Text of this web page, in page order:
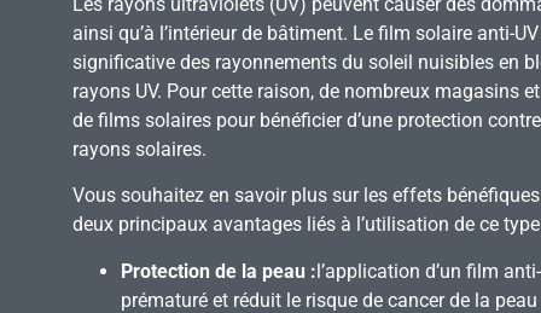
ainsi qu’à l’intérieur de bâtiment. Le film solaire anti-
significative des rayonnements du soleil nuisibles en
rayons UV. Pour cette raison, de nombreux magasins
de films solaires pour bénéficier d’une protection
rayons solaires.
Vous souhaitez en savoir plus sur les effets
deux principaux avantages liés à l’utilisation de ce
Protection de la peau :l’application d’un film
prématuré et réduit le risque de cancer de la